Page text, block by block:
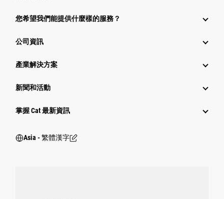
您希望我們能提供什麼樣的服務？
公司資訊
產業解決方案
新聞和活動
掌握 Cat 最新資訊
Asia - 繁體漢字